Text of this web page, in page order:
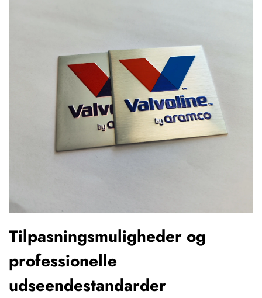
Tilpasningsmuligheder og
professionelle
udseendestandarder